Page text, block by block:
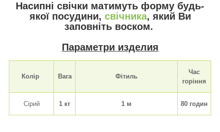
Насипні свічки матимуть форму будь-
якої посудини, свічника, який Ви
заповніть воском.
Параметри изделия
Колір Вага Фітиль
Час
горіння
Сірий 1 кг 1 м 80 годин